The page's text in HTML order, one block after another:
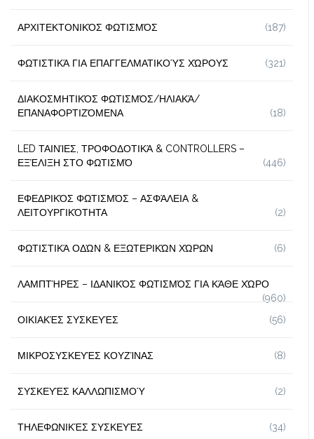
ΑΡΧΙΤΕΚΤΟΝΙΚΌΣ ΦΩΤΙΣΜΌΣ (187)
ΦΩΤΙΣΤΙΚΆ ΓΙΑ ΕΠΑΓΓΕΛΜΑΤΙΚΟΎΣ ΧΏΡΟΥΣ (321)
ΔΙΑΚΟΣΜΗΤΙΚΌΣ ΦΩΤΙΣΜΌΣ/ΗΛΙΑΚΆ/
ΕΠΑΝΑΦΟΡΤΙΖΌΜΕΝΑ
(18)
LED ΤΑΙΝΊΕΣ, ΤΡΟΦΟΔΟΤΙΚΆ & CONTROLLERS –
ΕΞΈΛΙΞΗ ΣΤΟ ΦΩΤΙΣΜΌ
(446)
ΕΦΕΔΡΙΚΌΣ ΦΩΤΙΣΜΌΣ – ΑΣΦΆΛΕΙΑ &
ΛΕΙΤΟΥΡΓΙΚΌΤΗΤΑ
(2)
ΦΩΤΙΣΤΙΚΆ ΟΔΏΝ & ΕΞΩΤΕΡΙΚΏΝ ΧΏΡΩΝ (6)
ΛΑΜΠΤΉΡΕΣ – ΙΔΑΝΙΚΌΣ ΦΩΤΙΣΜΌΣ ΓΙΑ ΚΆΘΕ ΧΏΡΟ
(960)
ΟΙΚΙΑΚΈΣ ΣΥΣΚΕΥΈΣ
(56)
ΜΙΚΡΟΣΥΣΚΕΥΈΣ ΚΟΥΖΊΝΑΣ (8)
ΣΥΣΚΕΥΈΣ ΚΑΛΛΩΠΙΣΜΟΎ (2)
ΤΗΛΕΦΩΝΙΚΈΣ ΣΥΣΚΕΥΈΣ (34)